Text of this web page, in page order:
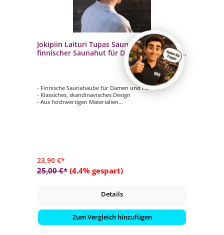
Jokipiin Laituri Tupas Saunamütze
finnischer Saunahut für Damen und Herren
- Finnische Saunahaube für Damen und Herren
- Klassiches, skandinavisches Design
- Aus hochwertigen Materialien
23,90 €*
25,00 €* (4.4% gespart)
Details
Zum Vergleich hinzufügen